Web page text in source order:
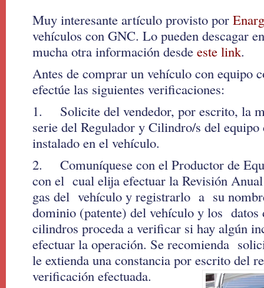
Muy interesante artículo provisto por
vehículos con GNC. Lo pueden descagar
mucha otra información desde este link.
Antes de comprar un vehículo con equipo
efectúe las siguientes verificaciones:
1. Solicite del vendedor, por escrito, la
serie del Regulador y Cilindro/s del
instalado en el vehículo.
2. Comuníquese con el Productor de
con el cual elija efectuar la Revisión
gas del vehículo y registrarlo a su
dominio (patente) del vehículo y los
cilindros proceda a verificar si hay algún
efectuar la operación. Se recomienda
le extienda una constancia por escrito del
verificación efectuada.